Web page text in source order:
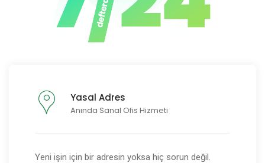
Yasal Adres
Anında Sanal Ofis Hizmeti
Yeni işin için bir adresin yoksa hiç sorun değil.